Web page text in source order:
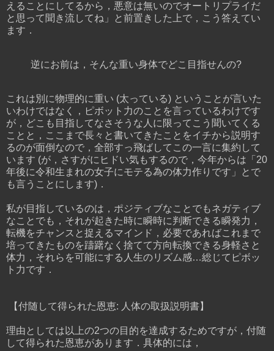
えることにしてるから，悪意は無いのでオートリプライだ
と思って聞き流してね」と前置きした上で，こう答えてい
ます．
逆にお前は，そんな重い身体でどこ目指せんの?
これは別に物理的に重い (太っている) ということが言いた
いわけではなく，ピボット力のことを言っているわけです
が，どこも目指してなさそうな人に限ってこう聞いてくる
ことと，ここまで長々と書いてきたことをイチから説明す
るのが面倒なので，全部すっ飛ばしてこの一言に集約して
います (が，さすがにヒドい気もするので，今年からは「20
年後に令和生まれの女子にモテる為の体力作りです」とで
も言うことにします)．
私が目指しているのは，ポジティブなことでもネガティブ
なことでも，それが起きた時に瞬時に判断できる瞬発力，
転機をチャンスと捉えるマインド，必要であればこれまで
培ってきたものを躊躇なく捨てて方向転換できる身軽さと
体力，それらを可能にする人生のリズム感…総じてピボッ
ト力です．
【付随して得られた恩恵: 人体の取扱説明書】
理由としては以上の2つの目的を達成するためですが，付随
して得られた恩恵があります．具体的には，